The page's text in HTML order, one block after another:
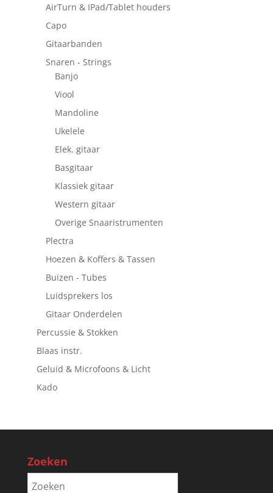
AirTurn & IPad/Tablet houders
Capo
Gitaarbanden
Snaren - Strings
Banjo
Viool
Mandoline
Ukelele
Elek. gitaar
Basgitaar
Klassiek gitaar
Western gitaar
Overige Snaaristrumenten
Plectra
Hoezen & Koffers & Tassen
Buizen - Tubes
Luidsprekers los
Gitaar Onderdelen
Percussie & Stokken
Blaas instr.
Geluid & Microfoons & Licht
Kado
Zoeken